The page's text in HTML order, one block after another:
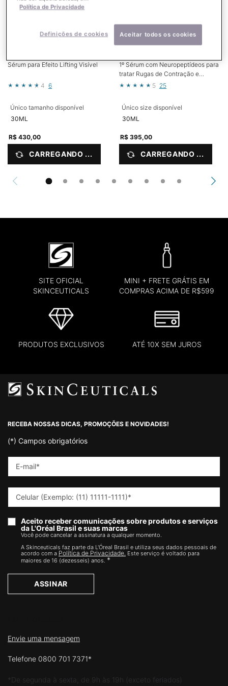
Sérum para Efeito Lifting Visível
4 6
Único tamanho disponível
30ML
R$ 430,00
CARREGANDO ...
P-TIOX
1º Sérum com Neuropeptídeos para
tratar Rugas de Contração e
Textura da Pele¹
5 25
Único size disponível
30ML
R$ 395,00
CARREGANDO ...
SITE OFICIAL
SKINCEUTICALS
MINI + FRETE GRÁTIS EM
COMPRAS ACIMA DE R$599
PRODUTOS EXCLUSIVOS ATÉ 10X SEM JUROS
RECEBA NOSSAS DICAS, PROMOÇÕES E NOVIDADES!
(*) Campos obrigatórios
E-mail*
Celular (Exemplo: (11) 11111-1111)*
Aceito receber comunicações sobre produtos e serviços
da L'Oréal Brasil e suas marcas
Você pode cancelar a assinatura a qualquer momento.​
A Skinceuticals faz parte da L'Óreal Brasil e utiliza seus dados pessoais de
acordo com a Política de Privacidade. Este serviço é voltado para
maiores de 16 (dezesseis) anos. *
ASSINAR
Envie uma mensagem
Telefone 0800 701 7371*
*De segunda à sexta, de 9h às 19h (exceto feriados)
Política de Privacidade
Definições de cookies Aceitar todos os cookies